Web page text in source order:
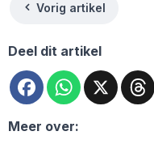
Vorig artikel
Deel dit artikel
FacebookWhatsApp
X
Meer over: